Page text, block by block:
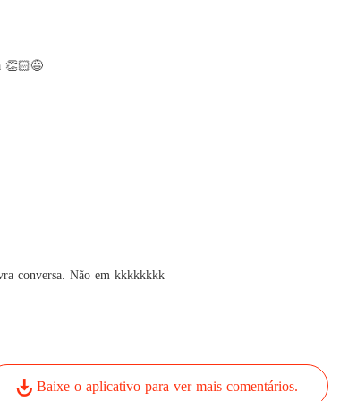
👏🏻😅
conversa. Não em kkkkkkkk
Baixe o aplicativo para ver mais comentários.